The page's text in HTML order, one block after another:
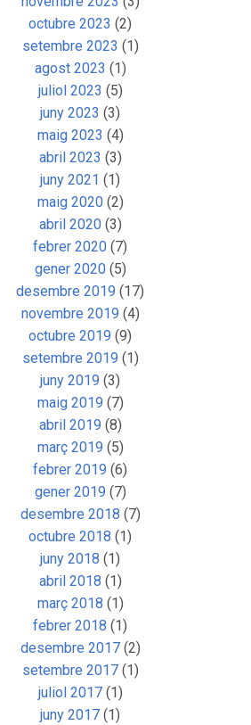
octubre 2023 (2)
setembre 2023 (1)
agost 2023 (1)
juliol 2023 (5)
juny 2023 (3)
maig 2023 (4)
abril 2023 (3)
juny 2021 (1)
maig 2020(2)
abril 2020(3)
febrer 2020 (7)
gener 2020(5)
desembre 2019 (17)
novembre 2019 (4)
octubre 2019 (9)
setembre 2019 (1)
juny 2019 (3)
maig 2019 (7)
abril 2019 (8)
març 2019 (5)
febrer 2019 (6)
gener 2019 (7)
desembre 2018 (7)
octubre 2018 (1)
juny 2018 (1)
abril 2018 (1)
març 2018 (1)
febrer 2018 (1)
desembre 2017(2)
setembre 2017(1)
juliol 2017(1)
juny 2017 (1)